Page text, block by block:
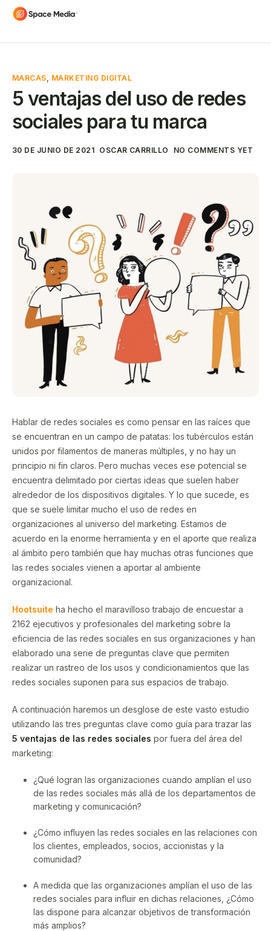
MARCAS, MARKETING DIGITAL
5 ventajas del uso de redes
sociales para tu marca
30 DE JUNIO DE 2021 OSCAR CARRILLO NO COMMENTS YET
Hablar de redes sociales es como pensar en las raíces que
se encuentran en un campo de patatas: los tubérculos están
unidos por filamentos de maneras múltiples, y no hay un
principio ni fin claros. Pero muchas veces ese potencial se
encuentra delimitado por ciertas ideas que suelen haber
alrededor de los dispositivos digitales. Y lo que sucede, es
que se suele limitar mucho el uso de redes en
organizaciones al universo del marketing. Estamos de
acuerdo en la enorme herramienta y en el aporte que realiza
al ámbito pero también que hay muchas otras funciones que
las redes sociales vienen a aportar al ambiente
organizacional.
Hootsuite ha hecho el maravilloso trabajo de encuestar a
2162 ejecutivos y profesionales del marketing sobre la
eficiencia de las redes sociales en sus organizaciones y han
elaborado una serie de preguntas clave que permiten
realizar un rastreo de los usos y condicionamientos que las
redes sociales suponen para sus espacios de trabajo.
A continuación haremos un desglose de este vasto estudio
utilizando las tres preguntas clave como guía para trazar las
5 ventajas de las redes sociales por fuera del área del
marketing:
¿Qué logran las organizaciones cuando amplían el uso
de las redes sociales más allá de los departamentos de
marketing y comunicación?
¿Cómo influyen las redes sociales en las relaciones con
los clientes, empleados, socios, accionistas y la
comunidad?
A medida que las organizaciones amplían el uso de las
redes sociales para influir en dichas relaciones, ¿Cómo
las dispone para alcanzar objetivos de transformación
más amplios?